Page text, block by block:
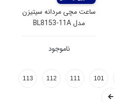
ساعت مچی مردانه سیتیزن
مدل BL8153-11A
ناموجود
101
111
112
113